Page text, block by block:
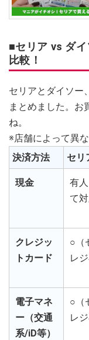
■セリア vs ダ
比較！
セリアとダイソー
まとめました。お
ね。
※店舗によって異
決済方法
セリ
現金
有
て
クレジッ
トカード
○（
レジ
電子マネ
ー（交通
系/iD等）
○（
レジ